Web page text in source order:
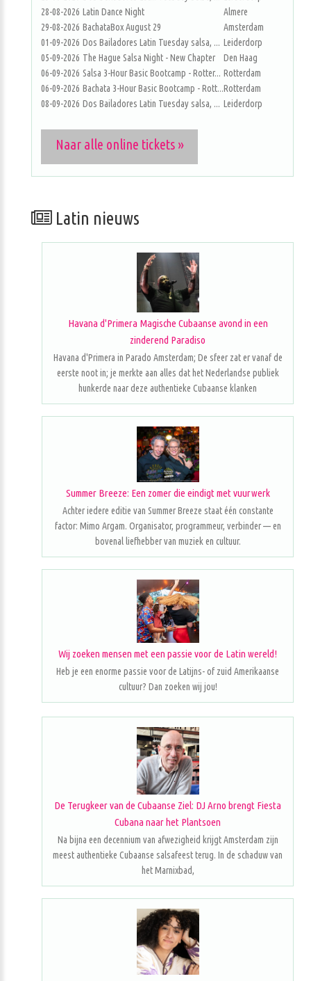
28-08-2026 Latin Dance Night
Almere
29-08-2026 BachataBox August 29
Amsterdam
01-09-2026 Dos Bailadores Latin Tuesday salsa, ... Leiderdorp
05-09-2026 The Hague Salsa Night - New Chapter
Den Haag
06-09-2026 Salsa 3-Hour Basic Bootcamp - Rotter... Rotterdam
06-09-2026 Bachata 3-Hour Basic Bootcamp - Rott...Rotterdam
08-09-2026 Dos Bailadores Latin Tuesday salsa, ... Leiderdorp
Naar alle online tickets »
Latin nieuws
Havana d'Primera Magische Cubaanse avond in een
zinderend Paradiso
Havana d'Primera in Parado Amsterdam; De sfeer zat er vanaf de
eerste noot in; je merkte aan alles dat het Nederlandse publiek
hunkerde naar deze authentieke Cubaanse klanken
Summer Breeze: Een zomer die eindigt met vuurwerk
Achter iedere editie van Summer Breeze staat één constante
factor: Mimo Argam. Organisator, programmeur, verbinder — en
bovenal liefhebber van muziek en cultuur.
Wij zoeken mensen met een passie voor de Latin wereld!
Heb je een enorme passie voor de Latijns- of zuid Amerikaanse
cultuur? Dan zoeken wij jou!
De Terugkeer van de Cubaanse Ziel: DJ Arno brengt Fiesta
Cubana naar het Plantsoen
Na bijna een decennium van afwezigheid krijgt Amsterdam zijn
meest authentieke Cubaanse salsafeest terug. In de schaduw van
het Marnixbad,